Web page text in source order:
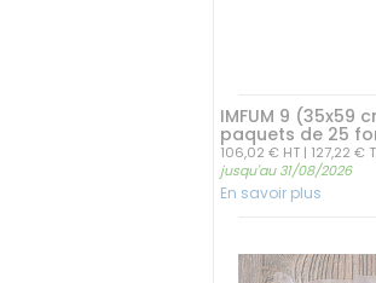
IMFUM 9 (35x59
paquets de 25
106,02 € HT | 127,22 €
jusqu'au 31/08/2026
En savoir plus